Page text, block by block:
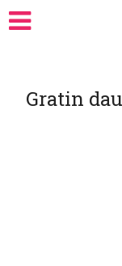
Gratin